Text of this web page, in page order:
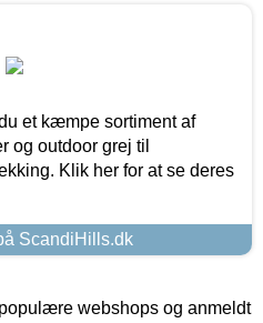
et kæmpe sortiment af
og outdoor grej til
Klik her for at se deres
ScandiHills.dk
webshops og anmeldt